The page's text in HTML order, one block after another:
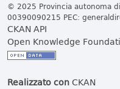
© 2025 Provincia autonoma
00390090215 PEC:
CKAN API
Open Knowledge
Realizzato conCKAN